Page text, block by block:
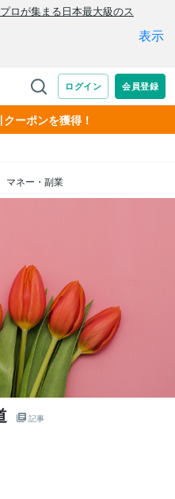
ーポンを獲得！
マネー・副業
記事